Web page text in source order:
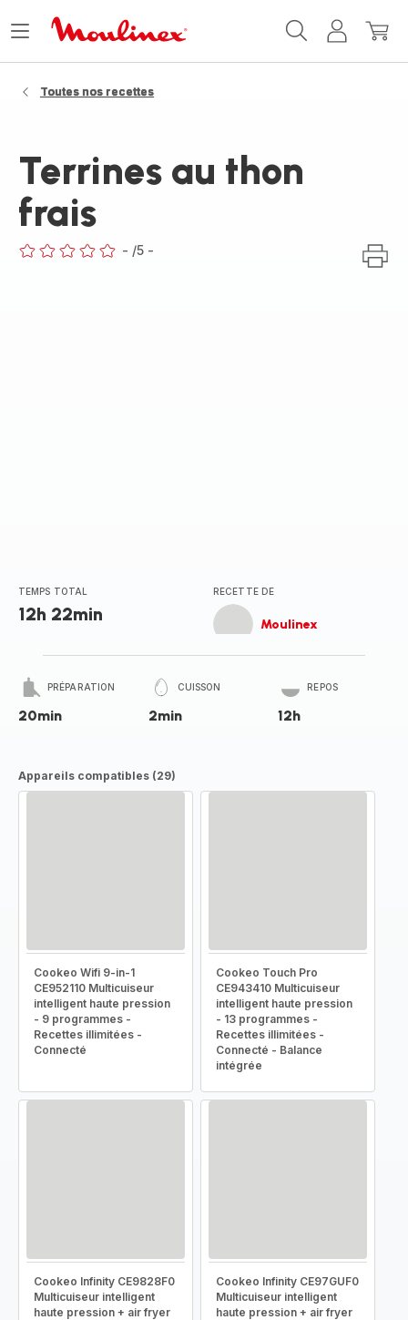
MonMon
Ouvrir
Toutes nos recettes
Terrines au thon
frais
- /5 -
TEMPS TOTAL
12h 22min
RECETTE DE
Moulinex
PRÉPARATION
20min
CUISSON
2min
REPOS
12h
Appareils compatibles (29)
Cookeo Wifi 9-in-1
CE952110 Multicuiseur
intelligent haute pression
- 9 programmes -
Recettes illimitées -
Connecté
Cookeo Touch Pro
CE943410 Multicuiseur
intelligent haute pression
- 13 programmes -
Recettes illimitées -
Connecté - Balance
intégrée
Cookeo Infinity CE9828F0
Multicuiseur intelligent
haute pression + air fryer
Cookeo Infinity CE97GUF0
Multicuiseur intelligent
haute pression + air fryer